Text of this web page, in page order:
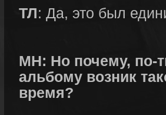
ТЛ: Да, это был
МН: Но почему, по-
альбому возник
время?